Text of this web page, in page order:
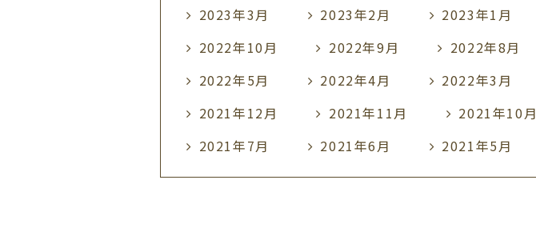
2023年3月
2023年2月 2023年1月
2022年10月
2022年9月 2022年8月
2022年5月
2022年4月 2022年3月
2021年12月
2021年11月 2021年10月
2021年7月
2021年6月 2021年5月